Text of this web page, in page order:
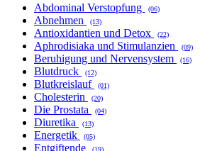
Abdominal Verstopfung (06)
Abnehmen (13)
Antioxidantien und Detox (22)
Aphrodisiaka und Stimulanzien (09)
Beruhigung und Nervensystem (16)
Blutdruck (12)
Blutkreislauf (01)
Cholesterin (20)
Die Prostata (04)
Diuretika (13)
Energetik (05)
Entgiftende (19)